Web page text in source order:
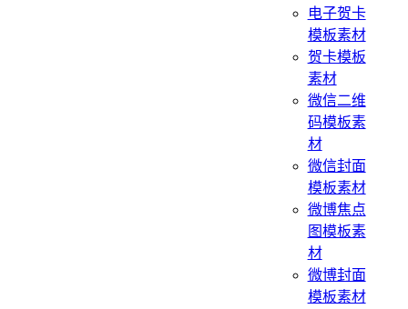
电子贺卡
模板素材
贺卡模板
素材
微信二维
码模板素
材
微信封面
模板素材
微博焦点
图模板素
材
微博封面
模板素材